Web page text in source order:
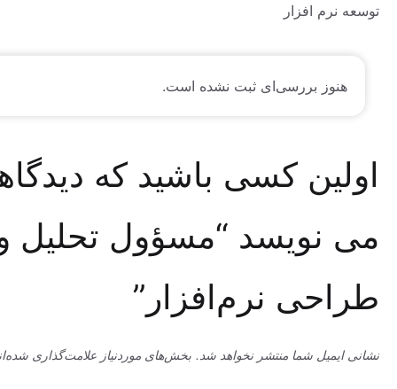
افزار
بررسی‌ای ثبت نشده است.
کسی باشید که دیدگاهی
“مسؤول تحلیل و
نرم‌افزار”
شما منتشر نخواهد شد. بخش‌های موردنیاز علامت‌گذاری شده‌اند*